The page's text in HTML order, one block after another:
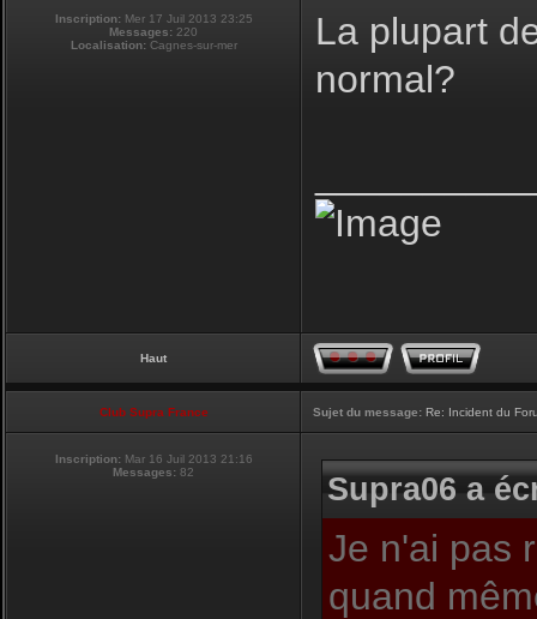
Inscription: Mer 17 Juil 2013 23:25
Messages: 220
Localisation:Cagnes-sur-mer
La plupart
normal?
Haut
Club Supra France Sujet du message: Re: Incident du
Inscription: Mar 16 Juil 2013 21:16
Messages: 82 Supra06 a
Je n'ai pas
quand